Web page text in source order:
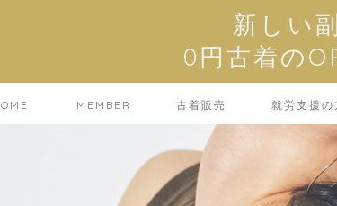
新しい
0円古着の
MEMBER 古着販売 就労支援の